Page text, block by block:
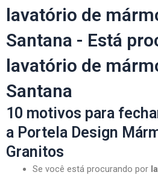
lavatório de
Santana - Está
lavatório de
Santana
10 motivos para
a Portela Design
Granitos
Se você está procurando por